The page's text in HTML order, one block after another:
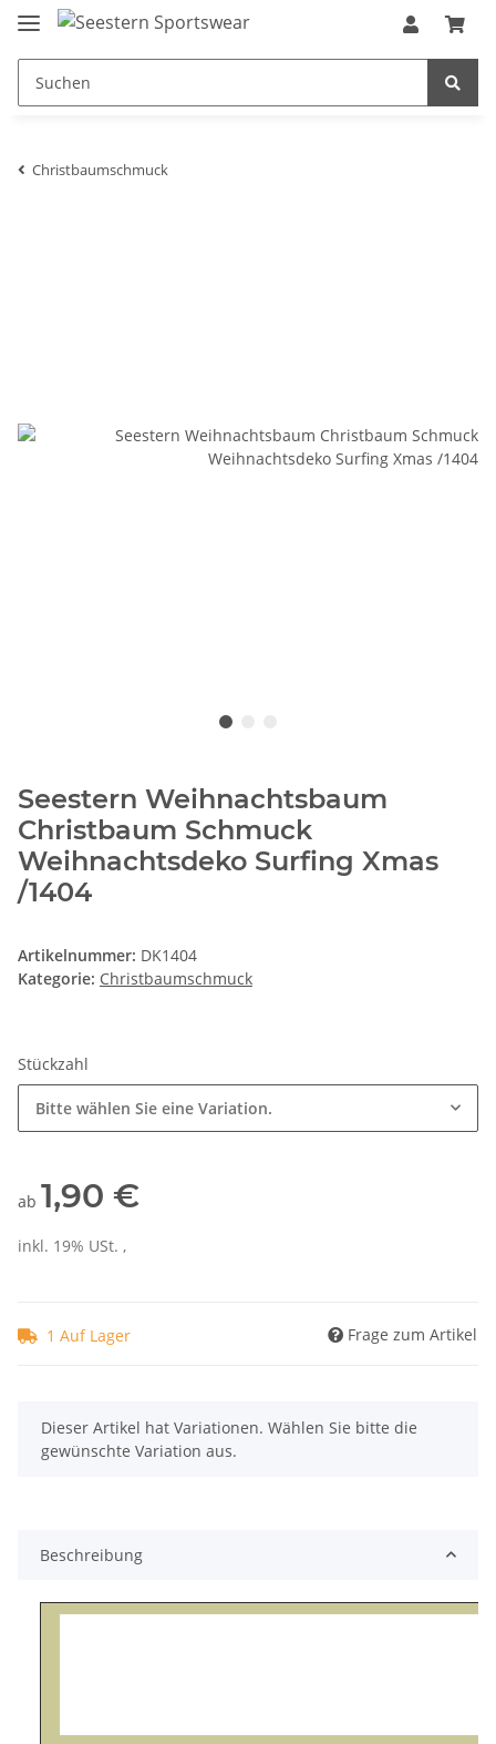
Christbaumschmuck
Seestern Weihnachtsbaum
Christbaum Schmuck
Weihnachtsdeko Surfing Xmas
/1404
Artikelnummer: DK1404
Kategorie: Christbaumschmuck
Stückzahl
Bitte wählen Sie eine Variation.
ab 1,90 €
inkl. 19% USt. ,
1 Auf Lager Frage zum Artikel
x
Dieser Artikel hat Variationen. Wählen Sie bitte die
gewünschte Variation aus.
Beschreibung